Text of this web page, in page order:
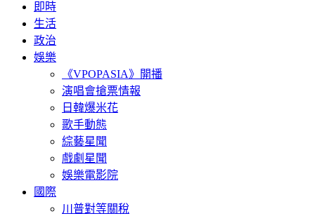
即時
生活
政治
娛樂
《VPOPASIA》開播
演唱會搶票情報
日韓爆米花
歌手動態
綜藝星聞
戲劇星聞
娛樂電影院
國際
川普對等關稅